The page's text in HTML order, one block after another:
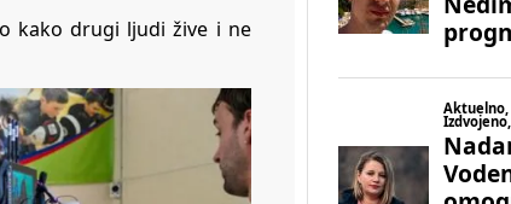
kako drugi ljudi žive i ne